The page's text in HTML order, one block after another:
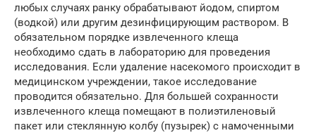
любых случаях ранку обрабатывают йодом, спиртом
(водкой) или другим дезинфицирующим раствором. В
обязательном порядке извлеченного клеща
необходимо сдать в лабораторию для проведения
исследования. Если удаление насекомого происходит в
медицинском учреждении, такое исследование
проводится обязательно. Для большей сохранности
извлеченного клеща помещают в полиэтиленовый
пакет или стеклянную колбу (пузырек) с намоченными